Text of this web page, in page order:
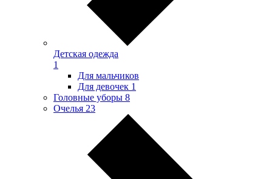
Детская одежда
1
Для мальчиков
Для девочек 1
Головные уборы 8
Очелья 23